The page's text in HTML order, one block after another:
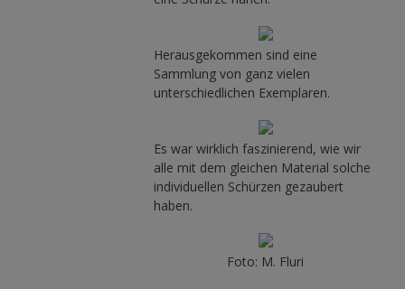
Herausgekommen sind eine
Sammlung von ganz vielen
unterschiedlichen Exemplaren.
Es war wirklich faszinierend, wie wir
alle mit dem gleichen Material solche
individuellen Schürzen gezaubert
haben.
Foto: M. Fluri